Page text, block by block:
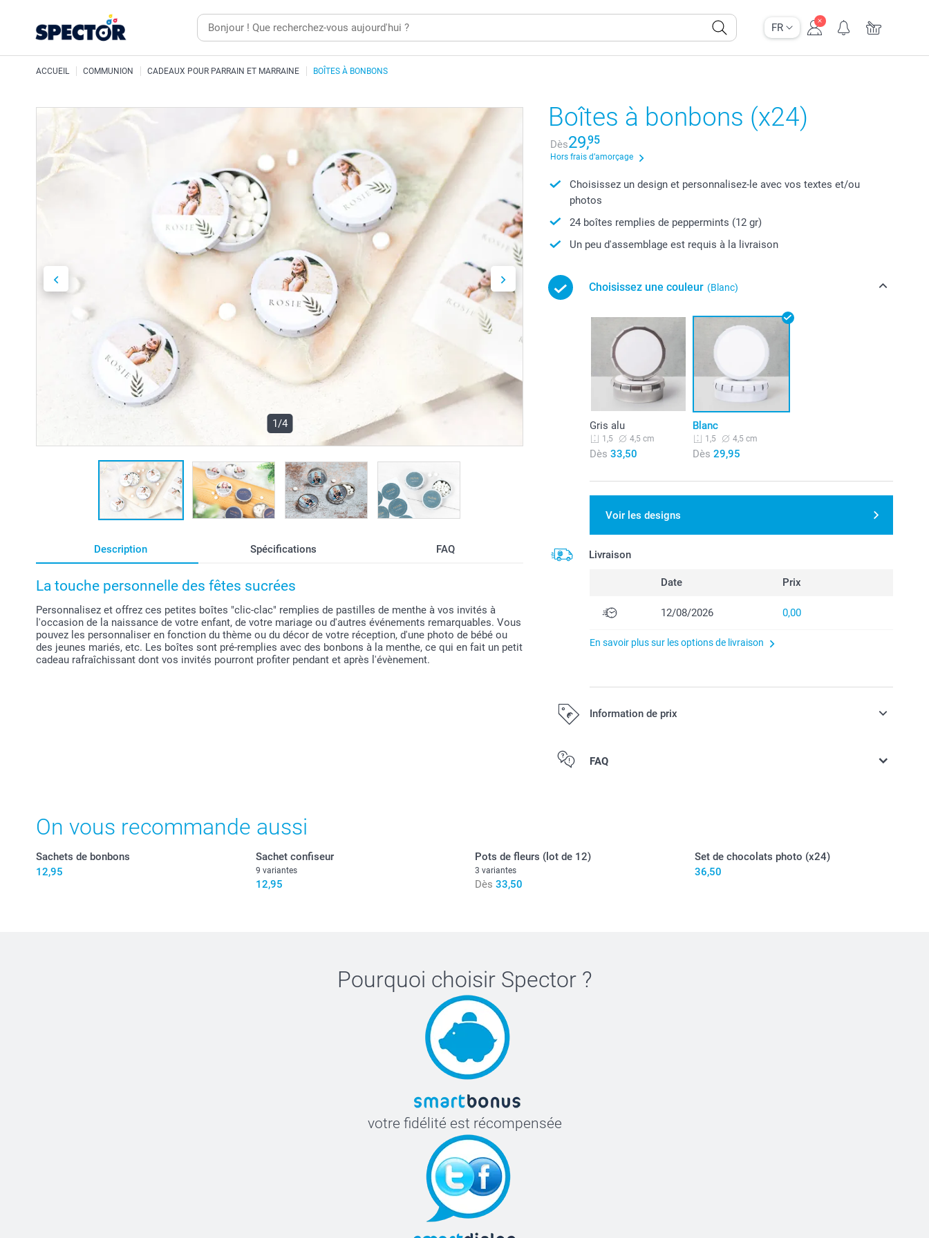
FR
ACCUEIL COMMUNION CADEAUX POUR PARRAIN ET MARRAINE BOÎTES À BONBONS
1/4
Description Spécifications FAQ
La touche personnelle des fêtes sucrées
Personnalisez et offrez ces petites boîtes "clic-clac" remplies de pastilles de menthe à vos invités à
l'occasion de la naissance de votre enfant, de votre mariage ou d'autres événements remarquables. Vous
pouvez les personnaliser en fonction du thème ou du décor de votre réception, d'une photo de bébé ou
des jeunes mariés, etc. Les boîtes sont pré-remplies avec des bonbons à la menthe, ce qui en fait un petit
cadeau rafraîchissant dont vos invités pourront profiter pendant et après l'évènement.
Boîtes à bonbons (x24)
Dès29,95
Hors frais d’amorçage
Choisissez un design et personnalisez-le avec vos textes et/ou
photos
24 boîtes remplies de peppermints (12 gr)
Un peu d'assemblage est requis à la livraison
Choisissez une couleur (Blanc)
Gris alu
1,5 4,5 cm
Dès 33,50
Blanc
1,5 4,5 cm
Dès 29,95
Voir les designs
Livraison
Date Prix
12/08/2026 0,00
En savoir plus sur les options de livraison
Information de prix
Tous les prix sont TVA incluse
FAQ
On vous recommande aussi
Sachets de bonbons
12,95
Sachet confiseur
9 variantes
12,95
Pots de fleurs (lot de 12)
3 variantes
Dès 33,50
Set de chocolats photo (x24)
36,50
Pourquoi choisir Spector?
votre fidélité est récompensée